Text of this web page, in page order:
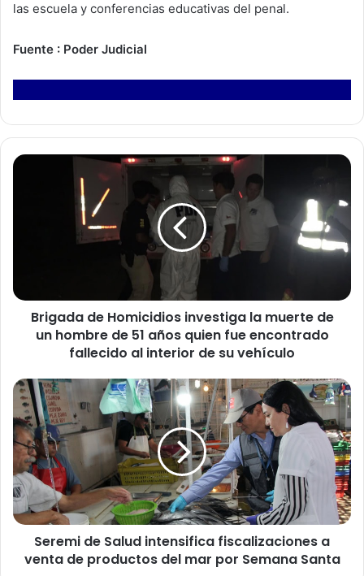
las escuela y conferencias educativas del penal.
Fuente : Poder Judicial
B
e
c
d
o
s
i
n
v
Brigada de Homicidios investiga la muerte de
un hombre de 51 años quien fue encontrado
fallecido al interior de su vehículo
S
r
e
i
d
e
S
Seremi de Salud intensifica fiscalizaciones a
venta de productos del mar por Semana Santa